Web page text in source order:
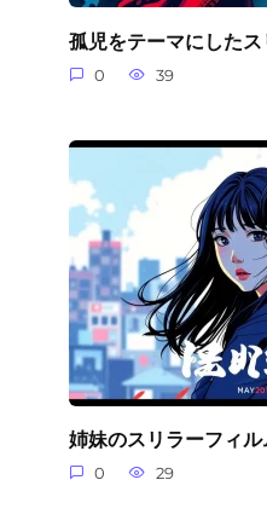
孤児をテーマにした
0 39
姉妹のスリラーフィル
0 29